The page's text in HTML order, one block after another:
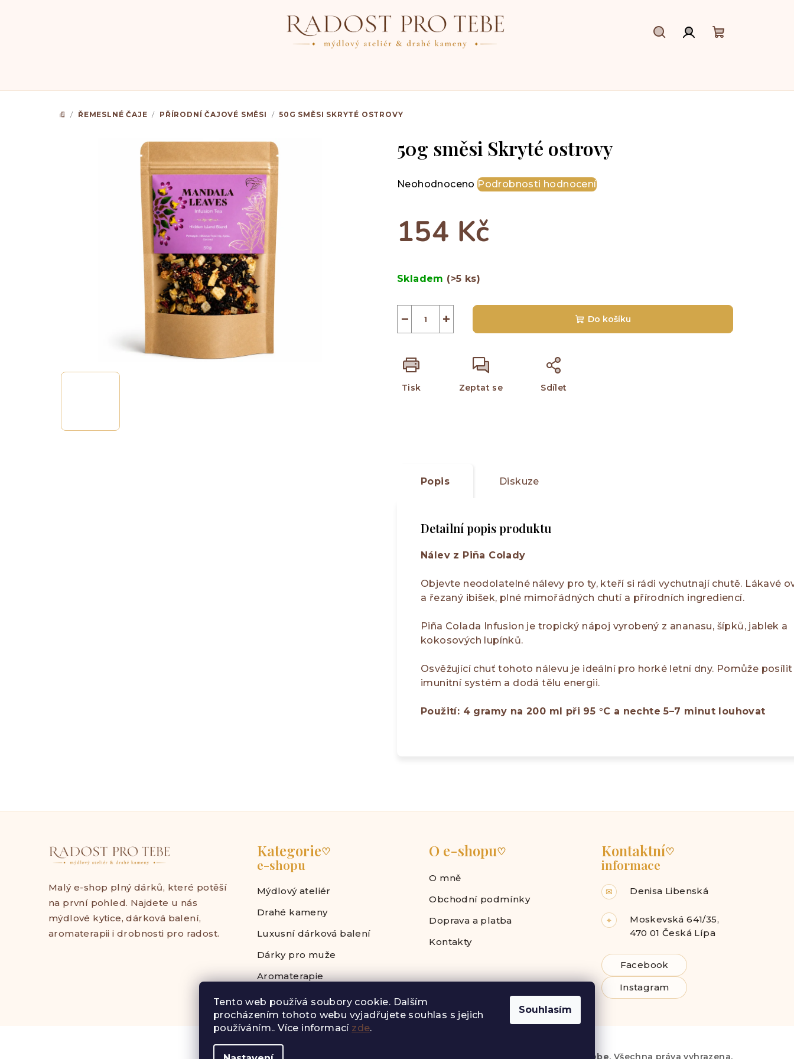
Tento web používá soubory cookie. Dalším
procházením tohoto webu vyjadřujete souhlas s jejich
používáním.. Více informací zde.
Souhlasím
DOMŮ
/ ŘEMESLNÉ ČAJE / PŘÍRODNÍ ČAJOVÉ SMĚSI / 50G SMĚSI SKRYTÉ OSTROVY
50g směsi Skryté ostrovy
Průměrné
je
0,0
hvězdiček.
Neohodnoceno Podrobnosti hodnocení
154 Kč
cena:
Skladem (>5 ks)
+
− Do košíku
Tisk Zeptat se Sdílet
Popis Diskuze
Detailní popis produktu
Nálev z Piña Colady
Objevte neodolatelné nálevy pro ty, kteří si rádi vychutnají chutě. Lákavé
a řezaný ibišek, plné mimořádných chutí a přírodních ingrediencí.
Piña Colada Infusion je tropický nápoj vyrobený z ananasu, šípků, jablek a
kokosových lupínků.
Osvěžující chuť tohoto nálevu je ideální pro horké letní dny. Pomůže posílit
imunitní systém a dodá tělu energii.
Použití: 4 gramy na 200 ml při 95 °C a nechte 5–7 minut louhovat
Malý e-shop plný dárků, které potěší
na první pohled. Najdete u nás
mýdlové kytice, dárková balení,
aromaterapii i drobnosti pro radost.
Kategorie♡
e-shopu
Mýdlový ateliér
Drahé kameny
Luxusní dárková balení
Dárky pro muže
Aromaterapie
O e-shopu♡
O mně
Obchodní podmínky
Doprava a platba
Kontakty
Kontaktní♡
informace
✉ Denisa Libenská
⌖
Moskevská 641/35,
470 01 Česká Lípa
Facebook
Instagram
Radost pro tebe. Všechna práva vyhrazena.